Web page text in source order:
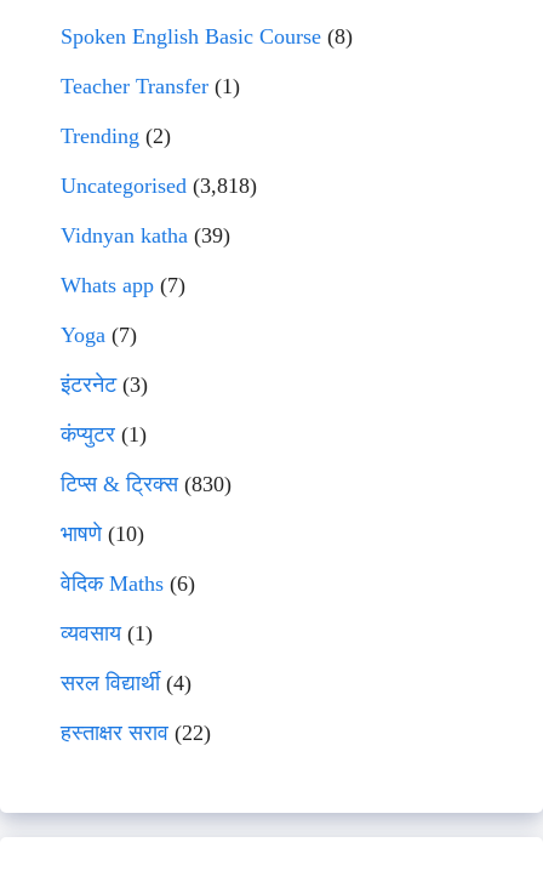
Spoken English Basic Course (8)
Teacher Transfer (1)
Trending (2)
Uncategorised (3,818)
Vidnyan katha (39)
Whats app (7)
Yoga (7)
इंटरनेट(3)
कंप्युटर (1)
टिप्स & ट्रिक्स(830)
भाषणे(10)
वेदिक Maths (6)
व्यवसाय(1)
सरल विद्यार्थी(4)
हस्ताक्षर सराव (22)